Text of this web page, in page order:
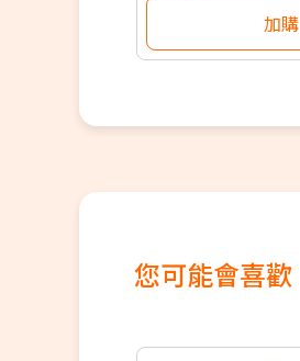
加購
您可能會喜歡